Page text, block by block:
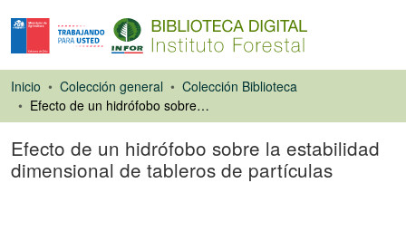
Inicio Colección general
Colección Biblioteca
Efecto de un hidrófobo sobre la estabilidad dimensional de tableros de partículas
Efecto de un hidrófobo sobre la estabilidad
dimensional de tableros de partículas